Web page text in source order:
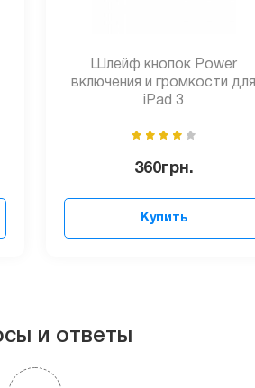
Шлейф кнопок Power
включения и громкости для
iPad 3
360грн.
Купить
и ответы